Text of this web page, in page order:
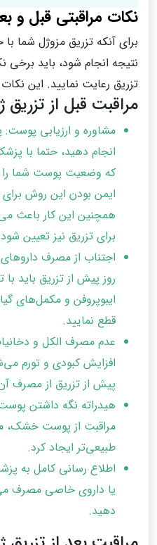
نکات مراقبتی قبل و
برای آنکه تزریق مزوژل شما
نتیجه انجام شود، باید برخی
تزریق رعایت نمایید. این
مراقبت قبل از تزریق
مشاوره و ارزیابی پوست:
انجام دهید، حتما با
که وضعیت پوست شما را
ایمن بودن این روش برای
همچنین این کار باعث
برای تزریق نیز تعیین
روز پیش از تزریق باید
ایبوپروفن و مکمل‌های
قطع نمایید.
عدم مصرف الکل و
پیش از تزریق از مصرف
هیدراته نگه داشتن
مراقبت از پوست خشک،
طبیعی‌تر ایجاد کرد.
اطلاع رسانی کامل به
یا داروی خاصی مصرف
دهید.